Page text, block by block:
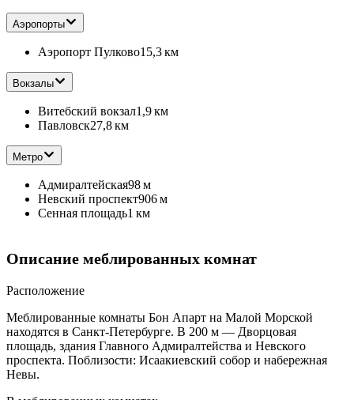
Аэропорты
Аэропорт Пулково15,3 км
Вокзалы
Витебский вокзал1,9 км
Павловск27,8 км
Метро
Адмиралтейская98 м
Невский проспект906 м
Сенная площадь1 км
Описание меблированныx комнат
Расположение
Меблированные комнаты Бон Апарт на Малой Морской
находятся в Санкт-Петербурге. В 200 м — Дворцовая
площадь, здания Главного Адмиралтейства и Невского
проспекта. Поблизости: Исаакиевский собор и набережная
Невы.